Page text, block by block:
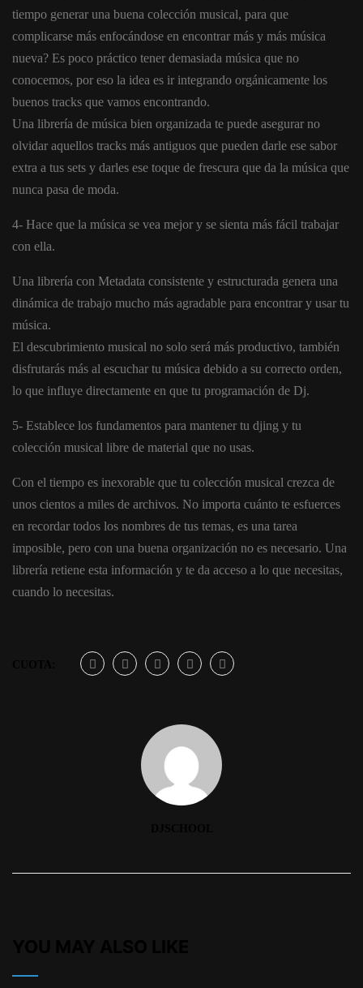
tiempo generar una buena colección musical, para que
complicarse más enfocándose en encontrar más y más música
nueva? Es poco práctico tener demasiada música que no
conocemos, por eso la idea es ir integrando orgánicamente los
buenos tracks que vamos encontrando.
Una librería de música bien organizada te puede asegurar no
olvidar aquellos tracks más antiguos que pueden darle ese sabor
extra a tus sets y darles ese toque de frescura que da la música que
nunca pasa de moda.
4- Hace que la música se vea mejor y se sienta más fácil trabajar
con ella.
Una librería con Metadata consistente y estructurada genera una
dinámica de trabajo mucho más agradable para encontrar y usar tu
música.
El descubrimiento musical no solo será más productivo, también
disfrutarás más al escuchar tu música debido a su correcto orden,
lo que influye directamente en que tu programación de Dj.
5- Establece los fundamentos para mantener tu djing y tu
colección musical libre de material que no usas.
Con el tiempo es inexorable que tu colección musical crezca de
unos cientos a miles de archivos. No importa cuánto te esfuerces
en recordar todos los nombres de tus temas, es una tarea
imposible, pero con una buena organización no es necesario. Una
librería retiene esta información y te da acceso a lo que necesitas,
cuando lo necesitas.